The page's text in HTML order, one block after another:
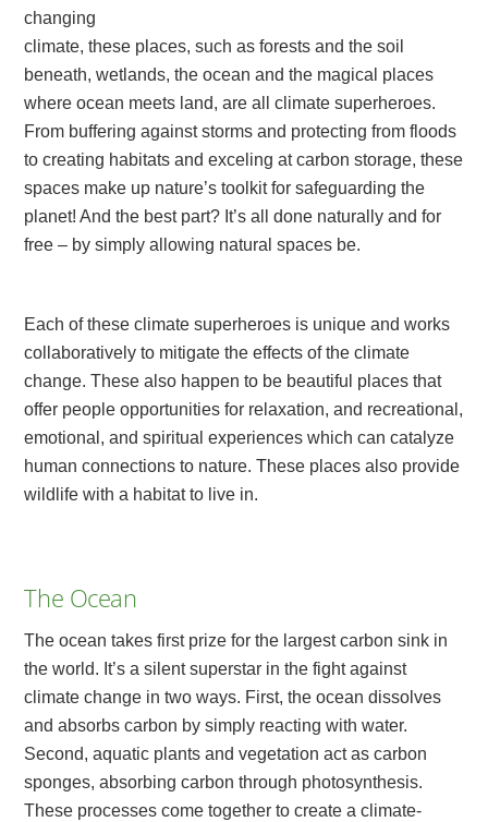
changing
climate, these places, such as forests and the soil
beneath, wetlands, the ocean and the magical places
where ocean meets land, are all climate superheroes.
From buffering against storms and protecting from floods
to creating habitats and exceling at carbon storage, these
spaces make up nature’s toolkit for safeguarding the
planet! And the best part? It’s all done naturally and for
free – by simply allowing natural spaces be.
Each of these climate superheroes is unique and works
collaboratively to mitigate the effects of the climate
change. These also happen to be beautiful places that
offer people opportunities for relaxation, and recreational,
emotional, and spiritual experiences which can catalyze
human connections to nature. These places also provide
wildlife with a habitat to live in.
The Ocean
The ocean takes first prize for the largest carbon sink in
the world. It’s a silent superstar in the fight against
climate change in two ways. First, the ocean dissolves
and absorbs carbon by simply reacting with water.
Second, aquatic plants and vegetation act as carbon
sponges, absorbing carbon through photosynthesis.
These processes come together to create a climate-